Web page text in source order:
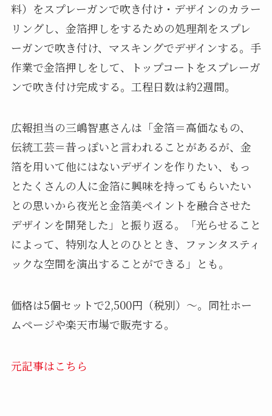
料）をスプレーガンで吹き付け・デザインのカラー
リングし、金箔押しをするための処理剤をスプレ
ーガンで吹き付け、マスキングでデザインする。手
作業で金箔押しをして、トップコートをスプレーガ
ンで吹き付け完成する。工程日数は約2週間。
広報担当の三嶋智惠さんは「金箔＝高価なもの、
伝統工芸＝昔っぽいと言われることがあるが、金
箔を用いて他にはないデザインを作りたい、もっ
とたくさんの人に金箔に興味を持ってもらいたい
との思いから夜光と金箔美ペイントを融合させた
デザインを開発した」と振り返る。「光らせること
によって、特別な人とのひととき、ファンタスティ
ックな空間を演出することができる」とも。
価格は5個セットで2,500円（税別）～。同社ホー
ムページや楽天市場で販売する。
元記事はこちら